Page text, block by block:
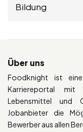
Bildung
Über uns
Foodknight ist
Karriereportal
Lebensmittel und
Jobanbieter die
Bewerber aus allen